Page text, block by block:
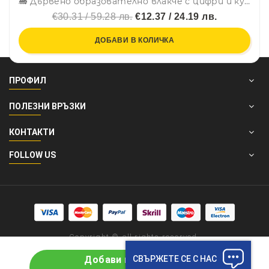
Добави в количката
€30.31 / 59.28 лв.€12.37 / 24.19 лв.
ДОБАВИ В КОЛИЧКА
ПРОФИЛ
ПОЛЕЗНИ ВРЪЗКИ
КОНТАКТИ
FOLLOW US
Copyright © all rights reserved.
СВЪРЖЕТЕ СЕ С НАС